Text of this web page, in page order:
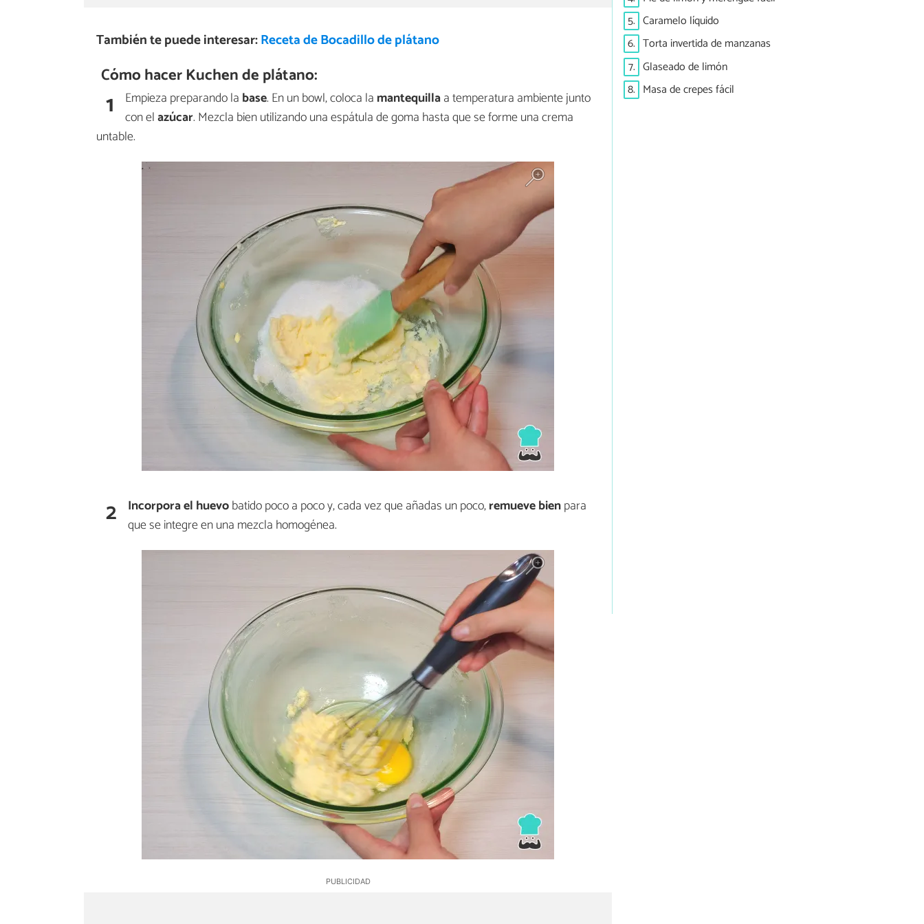
También te puede interesar:Receta de Bocadillo de plátano
Cómo hacer Kuchen de plátano:
1 Empieza preparando la base. En un bowl, coloca la mantequillaa temperatura ambiente junto
con elazúcar. Mezcla bien utilizando una espátula de goma hasta que se forme una crema
untable.
2 Incorpora el huevobatido poco a poco y, cada vez que añadas un poco,remueve bienpara
que se integre en una mezcla homogénea.
5. Caramelo líquido
6. Torta invertida de manzanas
7. Glaseado de limón
8. Masa de crepes fácil